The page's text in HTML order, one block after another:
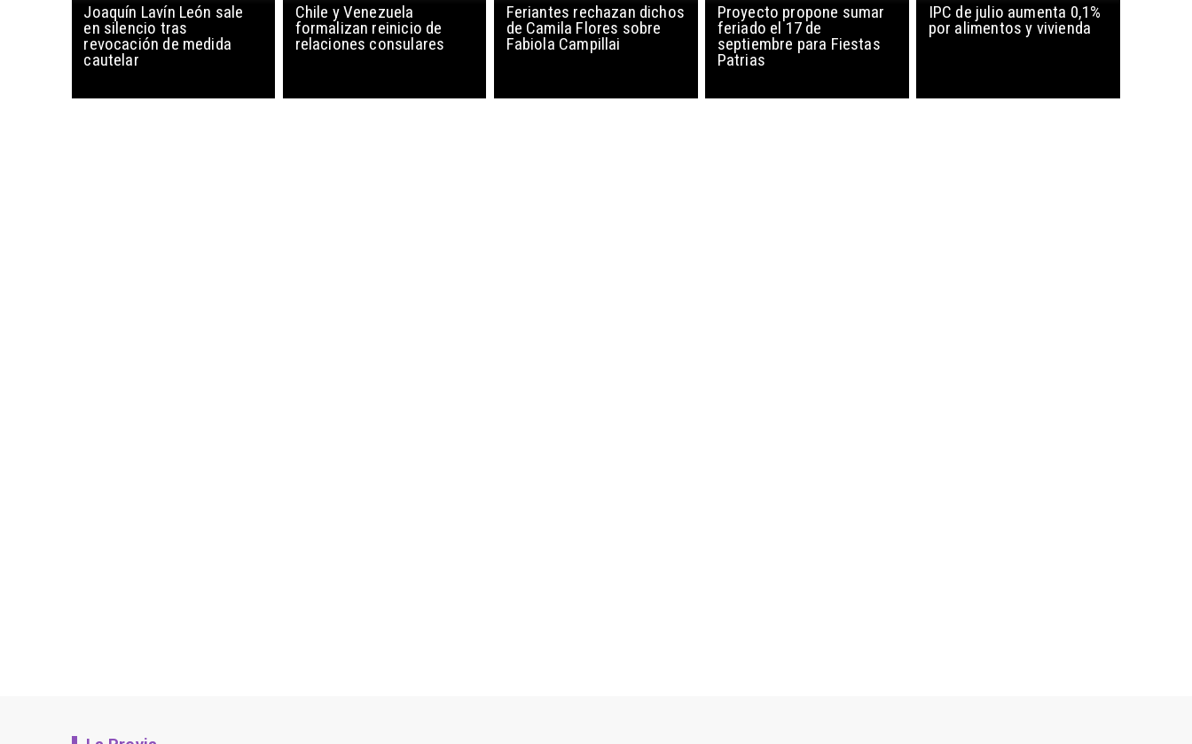
Joaquín Lavín León sale
en silencio tras
revocación de medida
cautelar
Chile y Venezuela
formalizan reinicio de
relaciones consulares
Feriantes rechazan dichos
de Camila Flores sobre
Fabiola Campillai
Proyecto propone sumar
feriado el 17 de
septiembre para Fiestas
Patrias
IPC de julio aumenta 0,1%
por alimentos y vivienda